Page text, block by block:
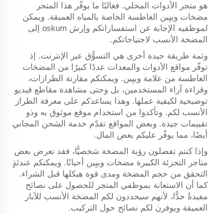
هو متجر الأدوات المحلي. فغالبًا ما يوفّر هذا المتجر
مضخات وييِين الغاطسة الخاصة بالمياه العميقة. ويمكن
لموظفيه الإجابة عن استفساراتكم وإرش oskum إلى
المضخة الأنسب لاحتياجاتكم.
وثمة طريقة جيدة أخرى هي التسوُّق عبر الإنترنت. إذ
توفّر مواقع الأدوات والمعدات عددًا كبيرًا من المضخات
الغاطسة من علامة وييِين. ويمكنكم مقارنة الطرازات،
وقراءة آراء المستخدمين، بل وحتى مشاهدة مقاطع فيديو
توضيحية لكيفية عملها. وهذا يساعدكم على معرفة الطراز
الأنسب لكم. وتأكدوا من استخدام موقع موثوق به وذو
تقييمات جيدة. وبعض المواقع تقدّم خدمة الشحن المجاني
أيضًا، مما يوفّر عليكم بعض المال.
وإذا كنتم تفضلون رؤية المضخة شخصيًّا، فقد تعرض بعض
متاجر التجزئة الكبيرة مضخات وييِين أحيانًا. ويمكنكم عندئذٍ
التحقق من حجم المضخة ومدى قوة هيكلها قبل الشراء.
كما أن الاستعانة بموظفي المتجر للحصول على نصائح
مفيدةٌ جدًّا، لأنهم سيحددون لكم المضخة الأنسب للآبار
العميقة ويوفرن لكم نصائح حول التركيب.